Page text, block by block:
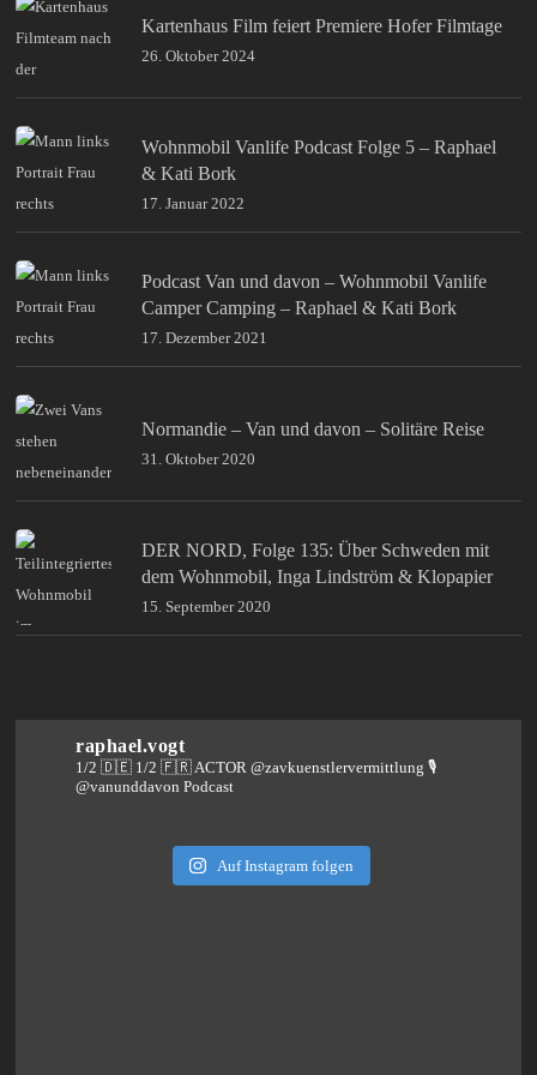
Kartenhaus Film feiert Premiere Hofer Filmtage
26. Oktober 2024
Wohnmobil Vanlife Podcast Folge 5 – Raphael
& Kati Bork
17. Januar 2022
Podcast Van und davon – Wohnmobil Vanlife
Camper Camping – Raphael & Kati Bork
17. Dezember 2021
Normandie – Van und davon – Solitäre Reise
31. Oktober 2020
DER NORD, Folge 135: Über Schweden mit
dem Wohnmobil, Inga Lindström & Klopapier
15. September 2020
raphael.vogt
1/2 🇩🇪 1/2 🇫🇷 ACTOR @zavkuenstlervermittlung🎙️
@vanunddavon Podcast
Auf Instagram folgen